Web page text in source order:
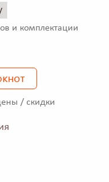
и комплектации
/ скидки